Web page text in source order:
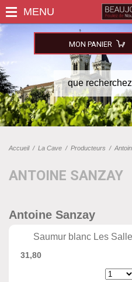
MON PANIER
Accueil/ La Cave / Producteurs /
ANTOINE SANZAY
Antoine Sanzay
Saumur blanc Les
31,80